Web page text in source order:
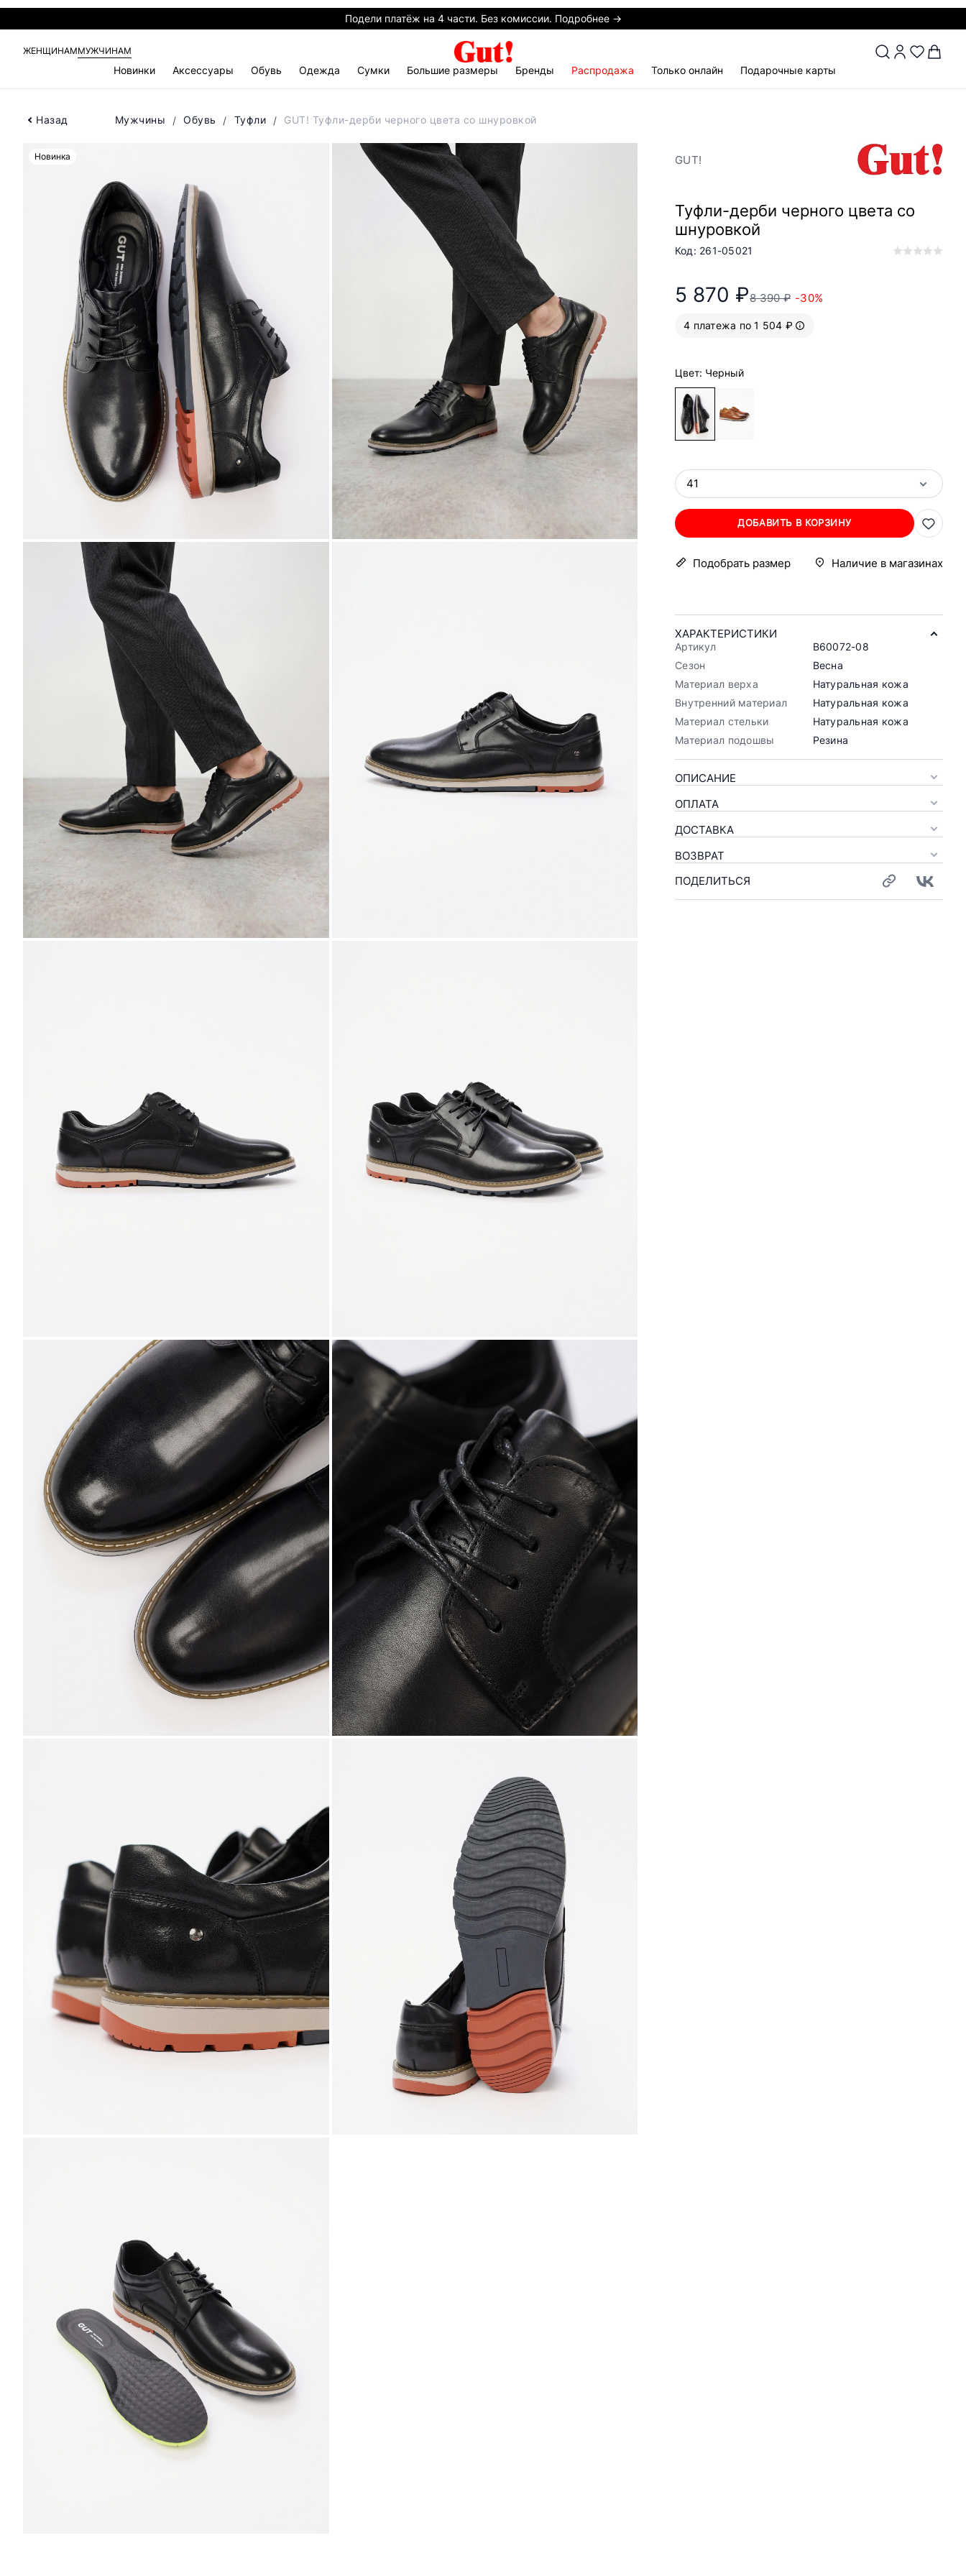
Подели платёж на 4 части. Без комиссии. Подробнее →
ЖЕНЩИНАММУЖЧИНАМ
Новинки Аксессуары Обувь Одежда Сумки Большие размеры Бренды Распродажа Только онлайн Подарочные карты
Назад Мужчины Обувь Туфли GUT! Туфли-дерби черного цвета со шнуровкой
Новинка GUT!
Туфли-дерби черного цвета со
шнуровкой
Код: 261-05021
5 870 ₽8 390 ₽ -30%
4 платежа по 1 504 ₽
Цвет: Черный
41
ДОБАВИТЬ В КОРЗИНУ
Подобрать размер Наличие в магазинах
ХАРАКТЕРИСТИКИ
Артикул
B60072-08
Сезон
Весна
Материал верха
Натуральная кожа
Внутренний материал
Натуральная кожа
Материал стельки
Натуральная кожа
Материал подошвы
Резина
ОПИСАНИЕ
ОПЛАТА
ДОСТАВКА
ВОЗВРАТ
ПОДЕЛИТЬСЯ